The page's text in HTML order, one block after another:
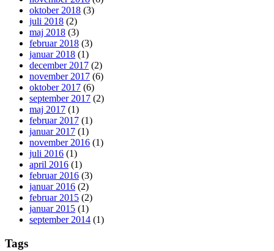
oktober 2018 (3)
juli 2018 (2)
maj 2018 (3)
februar 2018 (3)
januar 2018 (1)
december 2017 (2)
november 2017 (6)
oktober 2017 (6)
september 2017 (2)
maj 2017 (1)
februar 2017 (1)
januar 2017 (1)
november 2016 (1)
juli 2016 (1)
april 2016 (1)
februar 2016 (3)
januar 2016 (2)
februar 2015 (2)
januar 2015 (1)
september 2014 (1)
Tags